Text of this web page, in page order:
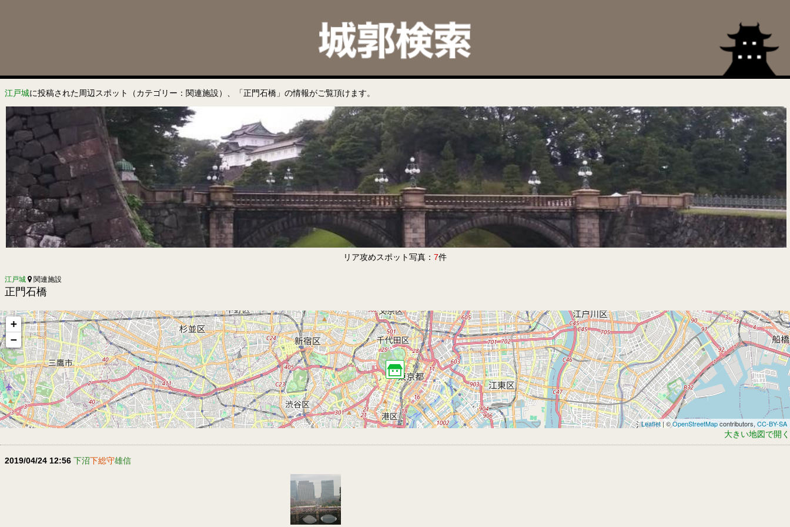
江戸城に投稿された周辺スポット（カテゴリー：関連施設）、「正門石橋」の情報がご覧頂けます。
リア攻めスポット写真： 7件
江戸城 関連施設
正門石橋
+
−
Leaflet| ©OpenStreetMapcontributors, CC-BY-SA
大きい地図で開く
2019/04/24 12:56 下沼下総守雄信